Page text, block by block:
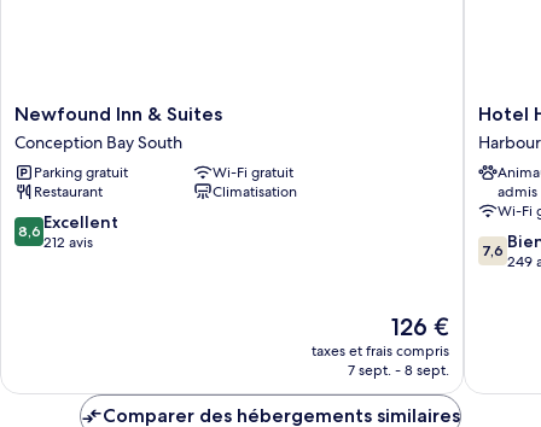
Newfound
Inn
&
Suites
Conception
Bay
South
Newfound Inn & Suites
Conception Bay South
Parking gratuit
Wi-Fi gratuit
Restaurant
Climatisation
8.6
sur
8,6 Excellent
212 avis
Le
nouveau
prix
de
126 €
taxes et frais compris
7 sept. - 8 sept.
Hotel
Harbour
Grace
Harbour
Grace
Hotel
admis
Wi-Fi
7.6
sur
7,6
249
Comparer des hébergements similaires